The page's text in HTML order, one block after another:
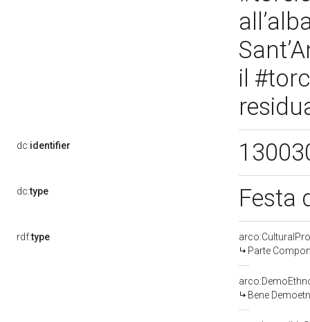
il
dc:identifier
dc:type Festa
rdf:type
Parte
Bene